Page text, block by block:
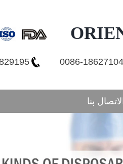
0086-
الاتصال بنا